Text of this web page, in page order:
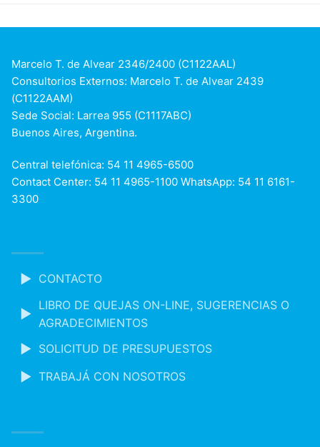
Marcelo T. de Alvear 2346/2400 (C1122AAL)
Consultorios Externos: Marcelo T. de Alvear 2439
(C1122AAM)
Sede Social: Larrea 955 (C1117ABC)
Buenos Aires, Argentina.
Central telefónica: 54 11 4965-6500
Contact Center: 54 11 4965-1100 WhatsApp: 54 11 6161-
3300
CONTACTO
LIBRO DE QUEJAS ON-LINE, SUGERENCIAS O
AGRADECIMIENTOS
SOLICITUD DE PRESUPUESTOS
TRABAJÁ CON NOSOTROS